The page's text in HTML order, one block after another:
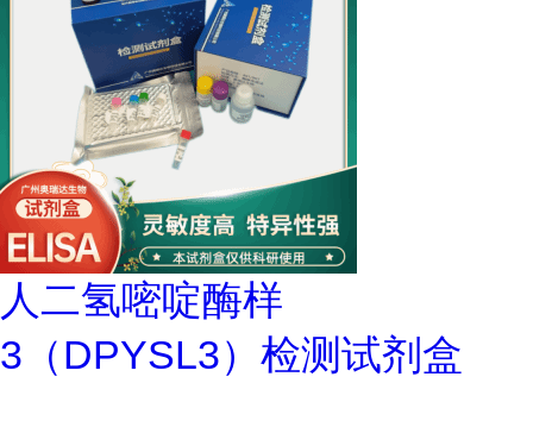
人二氢嘧啶酶样
3（DPYSL3）检测试剂盒